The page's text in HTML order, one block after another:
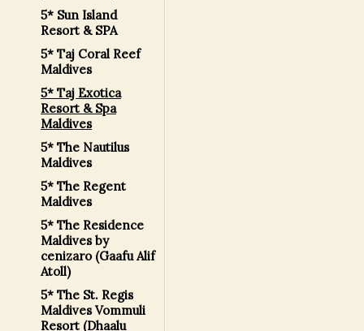
5* Sun Island
Resort & SPA
5* Taj Coral Reef
Maldives
5* Taj Exotica
Resort & Spa
Maldives
5* The Nautilus
Maldives
5* The Regent
Maldives
5* The Residence
Maldives by
cenizaro (Gaafu Alif
Atoll)
5* The St. Regis
Maldives Vommuli
Resort (Dhaalu